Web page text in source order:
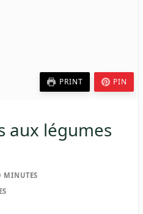
PRINT PIN
aux légumes
MINUTES
MINUTES